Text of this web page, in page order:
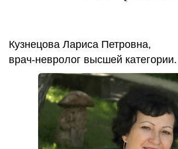
Кузнецова Лариса Петровна,
врач-невролог высшей категории.